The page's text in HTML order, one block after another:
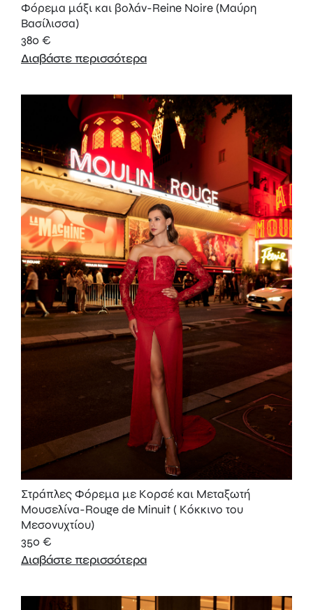
Φόρεμα μάξι και βολάν-Reine Noire (Μαύρη
Βασίλισσα)
380 €
Διαβάστε περισσότερα
Στράπλες Φόρεμα με Κορσέ και Μεταξωτή
Μουσελίνα-Rouge de Minuit ( Κόκκινο του
Μεσονυχτίου)
350 €
Διαβάστε περισσότερα